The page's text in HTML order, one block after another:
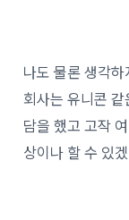
나도 물론 생각
회사는 유니콘
담을 했고 고작
상이나 할 수 있